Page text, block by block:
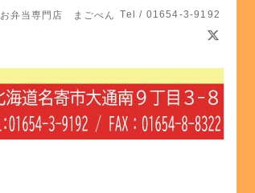
お弁当専門店 まごべん Tel / 01654-3-9192